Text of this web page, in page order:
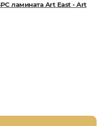
ламината Art East - Art